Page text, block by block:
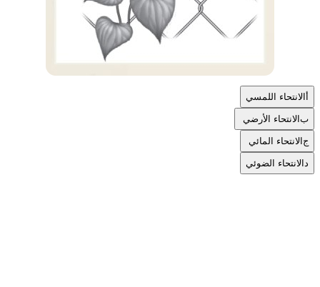
الانتحاء اللمسي
بالانتحاء الأرضي
جالانتحاء المائي
الانتحاء الضوئي